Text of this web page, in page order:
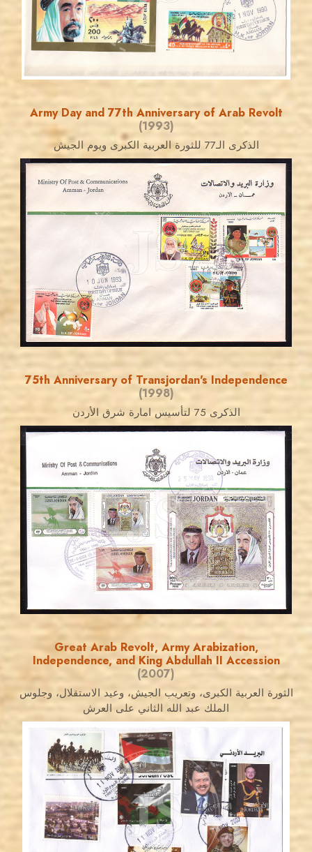
EST. 2007
Army Day and 77th Anniversary of Arab Revolt
(1993)
الذكرى الـ77 للثورة العربية الكبرى ويوم الجيش
JS
JORDANSTAMPS.COM
75th Anniversary of Transjordan's Independence
(1998)
الذكرى 75 لتأسيس امارة شرق الأردن
JS
JORDANSTAMPS.COM
EST. 2007
Great Arab Revolt, Army Arabization,
Independence, and King Abdullah II Accession
(2007)
الثورة العربية الكبرى، وتعريب الجيش، وعيد الاستقلال، وجلوس
الملك عبد الله الثاني على العرش
JS
JORDANSTAMPS.COM